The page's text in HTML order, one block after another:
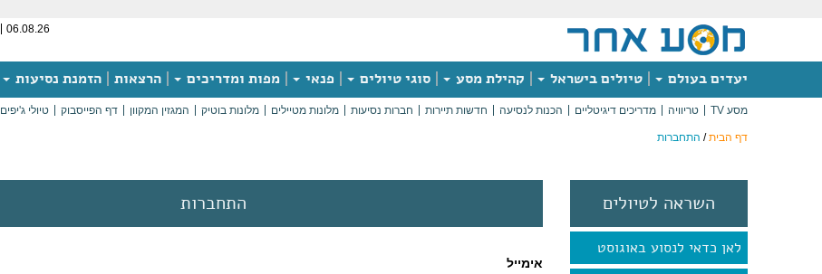
06.08.26
יעדים בעולם טיולים בישראל קהילת מסע סוגי טיולים פנאי מפות ומדריכים הרצאות הזמנת נסיעות
מסע TV טריוויה מדריכים דיגיטליים הכנות לנסיעה חדשות תיירות חברות נסיעות מלונות מטיילים מלונות בוטיק המגזין המקוון דף הפייסבוק טיולי ג'יפים
דף הבית/ התחברות
השראה לטיולים
לאן כדאי לנסוע באוגוסט
התחברות
אימייל